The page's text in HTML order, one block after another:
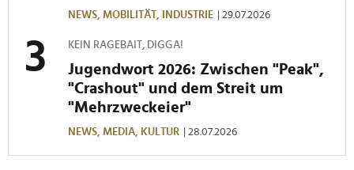
NEWS, MOBILITÄT, INDUSTRIE | 29.07.2026
KEIN RAGEBAIT, DIGGA!
Jugendwort 2026: Zwischen "Peak",
"Crashout" und dem Streit um
"Mehrzweckeier"
NEWS, MEDIA, KULTUR | 28.07.2026